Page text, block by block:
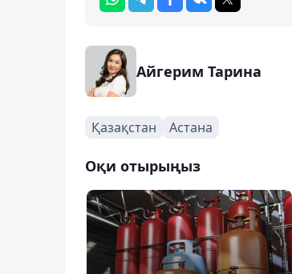
Айгерим Тарина
Қазақстан Астана
Оқи отырыңыз